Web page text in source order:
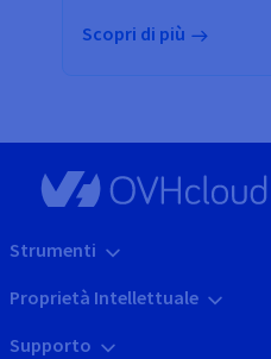
Scopri di più
Strumenti
Proprietà Intellettuale
Supporto